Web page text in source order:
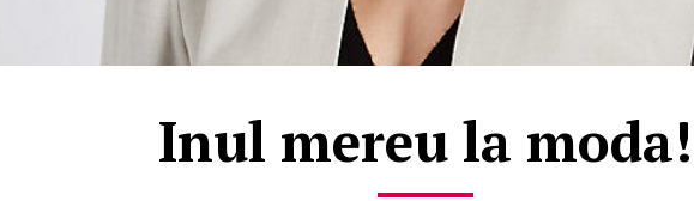
Inul mereu la moda!